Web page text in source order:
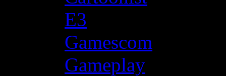
E3
Gamescom
Gameplay